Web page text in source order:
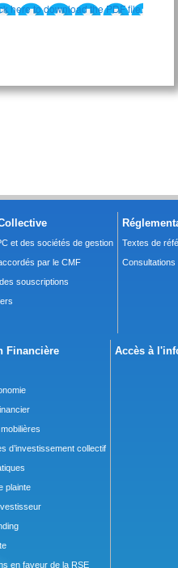
here to download the PDF file.
et des sociétés de gestion
par le CMF
souscriptions
Textes de
Consultations
Financière
d’investissement collectif
plainte
en faveur de la RSE
Accès à